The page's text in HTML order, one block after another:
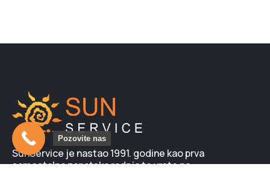
SunService je nastao 1991. godine kao prva
samostalna zanatska radnja te vrste na
Pozovite nas